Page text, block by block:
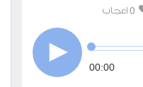
0 اعجاب
00:00